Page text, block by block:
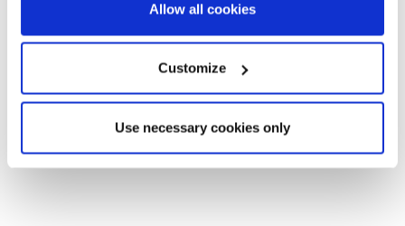
Allow all cookies
Customize
Use necessary cookies only